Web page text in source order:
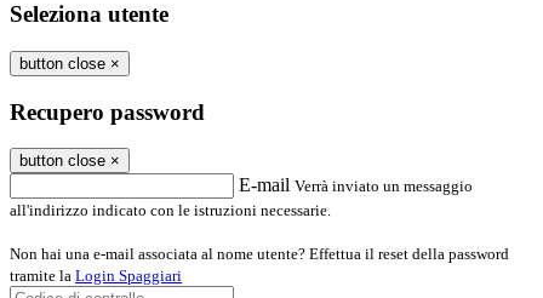
Seleziona utente
button close ×
Recupero password
button close ×
E-mail Verrà inviato un messaggio
all'indirizzo indicato con le istruzioni necessarie.
Non hai una e-mail associata al nome utente? Effettua il reset della password
tramite la Login Spaggiari